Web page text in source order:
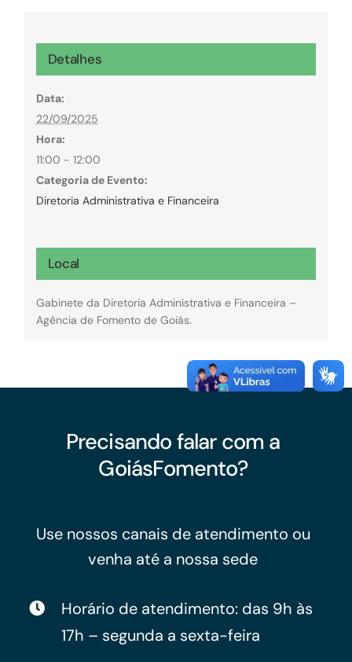
Detalhes
Data:
22/09/2025
Hora:
11:00 - 12:00
Categoria de Evento:
Diretoria Administrativa e Financeira
Local
Gabinete da Diretoria Administrativa e Financeira –
Agência de Fomento de Goiás.
Precisando falar com a
GoiásFomento?
Use nossos canais de atendimento ou
venha até a nossa sede
Horário de atendimento: das 9h às
17h – segunda a sexta-feira